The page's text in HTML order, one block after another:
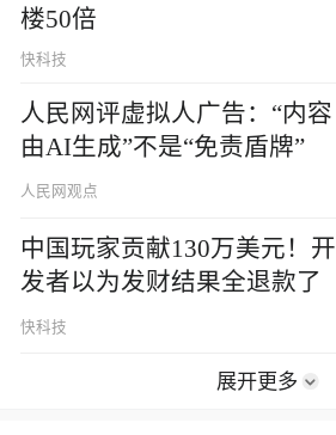
楼50倍
快科技
人民网评虚拟人广告：“内容
由AI生成”不是“免责盾牌”
人民网观点
中国玩家贡献130万美元！开
发者以为发财结果全退款了
快科技
展开更多